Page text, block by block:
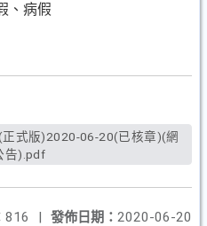
、病假
告).pdf
發佈日期： 2020-06-20
816 |